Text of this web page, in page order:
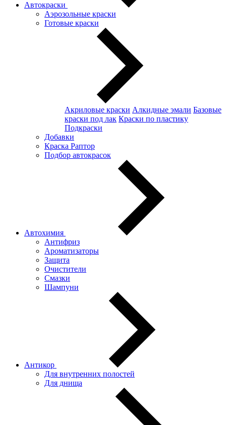
Автокраски
Аэрозольные краски
Готовые краски
Акриловые краски Алкидные эмали Базовые
краски под лак Краски по пластику
Подкраски
Добавки
Краска Раптор
Подбор автокрасок
Автохимия
Антифриз
Ароматизаторы
Защита
Очистители
Смазки
Шампуни
Антикор
Для внутренних полостей
Для днища